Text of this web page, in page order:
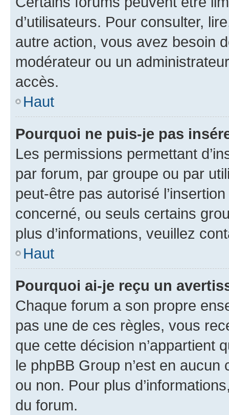
d’utilisateurs. Pour consulter,
autre action, vous avez besoin
modérateur ou un
accès.
Haut
Pourquoi ne puis-je pas
Les permissions permettant
par forum, par groupe ou par
peut-être pas autorisé
concerné, ou seuls certains
plus d’informations, veuillez
Haut
Pourquoi ai-je reçu un
Chaque forum a son propre
pas une de ces règles, vous
que cette décision n’appartient
le phpBB Group n’est en
ou non. Pour plus
du forum.